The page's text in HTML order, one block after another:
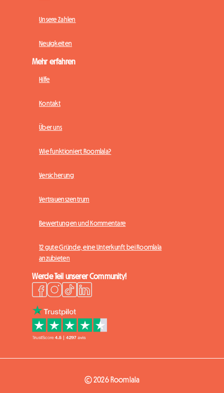
Unsere Zahlen
Neuigkeiten
Mehr erfahren
Hilfe
Kontakt
Über uns
Wie funktioniert Roomlala?
Versicherung
Vertrauenszentrum
Bewertungen und Kommentare
12 gute Gründe, eine Unterkunft bei Roomlala
anzubieten
Werde Teil unserer Community!
© 2026 Roomlala